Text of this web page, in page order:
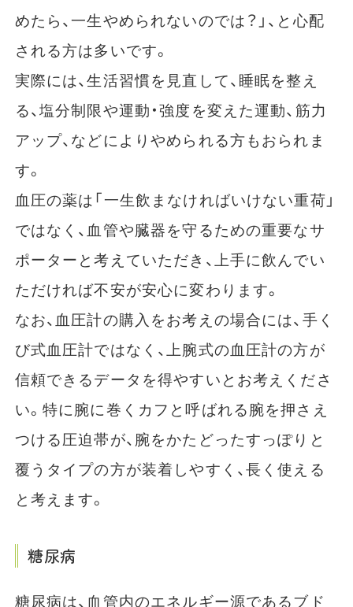
めたら、一生やめられないのでは？」、と心配
される方は多いです。
実際には、生活習慣を見直して、睡眠を整え
る、塩分制限や運動・強度を変えた運動、筋力
アップ、などによりやめられる方もおられま
す。
血圧の薬は「一生飲まなければいけない重荷」
ではなく、血管や臓器を守るための重要なサ
ポーターと考えていただき、上手に飲んでい
ただければ不安が安心に変わります。
なお、血圧計の購入をお考えの場合には、手く
び式血圧計ではなく、上腕式の血圧計の方が
信頼できるデータを得やすいとお考えくださ
い。特に腕に巻くカフと呼ばれる腕を押さえ
つける圧迫帯が、腕をかたどったすっぽりと
覆うタイプの方が装着しやすく、長く使える
と考えます。
糖尿病
糖尿病は、血管内のエネルギー源であるブド